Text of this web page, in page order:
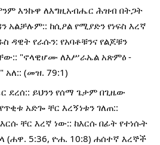
እንኩዋ ለእግዚአብሔር ሕዝብ በትጋት
ከሲዖል የሚያድን የነፍስ እረኛ
ዳዊት የራሱን: የአባቶቹንና የልጆቹን
"ኖላዊሆሙ ለእሥራኤል አጽምዕ -
(መዝ. 79:1)
ይህንን የሰማ ጌታም በጊዜው
አድጐ ቸር እረኝነቱን ገለጠ::
ቸር እረኛ ነው:: ከእርሱ በፊት የተነሱት
(ሐዋ. 5:36, ዮሐ. 10:8) ሐሰተኛ እረኞች